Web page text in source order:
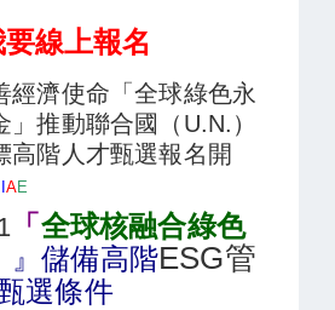
線上報名
經濟使命「全球綠色永
推動聯合國（U.N.）
高階人才甄選報名開
IAE
「 全球核融合綠色
』儲備高階ESG管
選條件